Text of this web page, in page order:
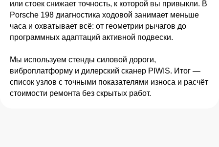
или стоек снижает точность, к которой вы привыкли. В
Porsche 198 диагностика ходовой занимает меньше
часа и охватывает всё: от геометрии рычагов до
программных адаптаций активной подвески.
Мы используем стенды силовой дороги,
виброплатформу и дилерский сканер PIWIS. Итог —
список узлов с точными показателями износа и расчёт
стоимости ремонта без скрытых работ.
1 системы при первом
обращении
Записаться с бонусом